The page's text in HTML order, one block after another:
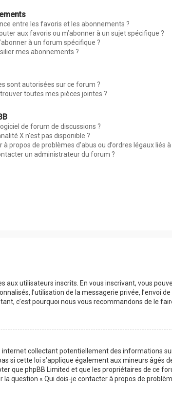
entre les favoris et les abonnements ?
aux favoris ou m’abonner à un sujet spécifique ?
à un forum spécifique ?
mes abonnements ?
sont autorisées sur ce forum ?
toutes mes pièces jointes ?
de forum de discussions ?
X n’est pas disponible ?
propos de problèmes d’abus ou d’ordres légaux liés
un administrateur du forum ?
aux utilisateurs inscrits. En vous inscrivant, vous
l’utilisation de la messagerie privée, l’envoi
c’est pourquoi nous vous recommandons de le
internet collectant potentiellement des informations
si cette loi s’applique également aux mineurs âgés
que phpBB Limited et que les propriétaires de ce
question « Qui dois-je contacter à propos de